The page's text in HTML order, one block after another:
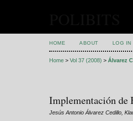
HOME ABOUT LOG IN
Home > Vol 37 (2008) > Álvarez
Implementación
Jesús Antonio Álvarez Cedillo,